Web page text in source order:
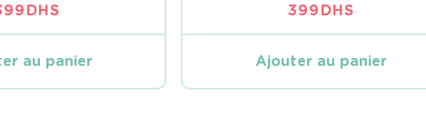
DHS
au panier
399 DHS
Ajouter au panier